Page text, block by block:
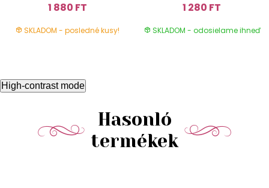
1 880 FT
SKLADOM - posledné kusy!
1 280 FT
SKLADOM - odosielame ihneď
High-contrast mode
Hasonló
termékek